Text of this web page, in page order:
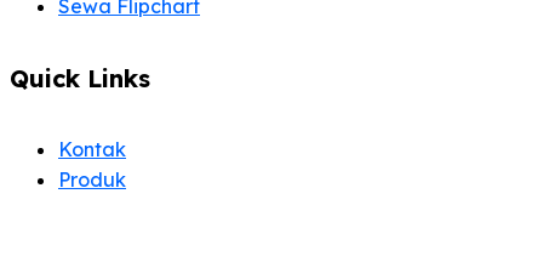
Sewa Flipchart
Quick Links
Kontak
Produk